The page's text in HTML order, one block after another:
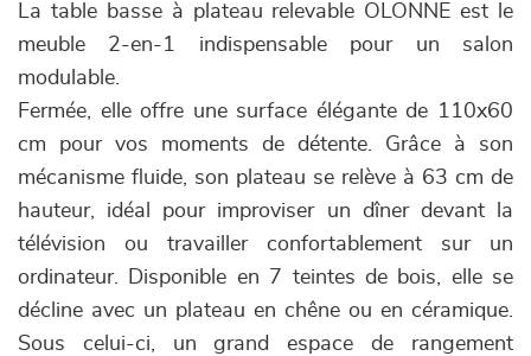
La table basse à plateau relevable OLONNE est le
meuble 2-en-1 indispensable pour un salon
modulable.
Fermée, elle offre une surface élégante de 110x60
cm pour vos moments de détente. Grâce à son
mécanisme fluide, son plateau se relève à 63 cm de
hauteur, idéal pour improviser un dîner devant la
télévision ou travailler confortablement sur un
ordinateur. Disponible en 7 teintes de bois, elle se
décline avec un plateau en chêne ou en céramique.
Sous celui-ci, un grand espace de rangement